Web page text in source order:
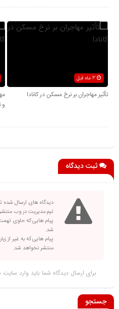
3 ماه قبل
تأثیر مهاجران بر نرخ مسکن در کانادا
و
ثبت دیدگاه
دیدگاه های ارسال
تیم مدیریت در وب
پیام هایی که حاوی
شد.
پیام هایی که به غیر از
منتشر نخواهد شد.
برای ارسال دیدگاه شما باید وارد سایت
جستجو